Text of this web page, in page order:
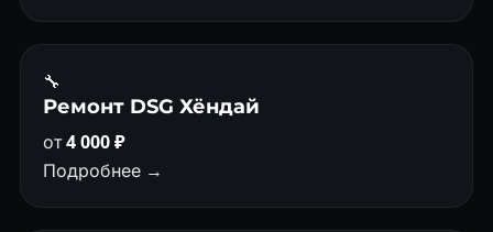
🔧
Ремонт DSG Хёндай
от4 000 ₽
Подробнее →